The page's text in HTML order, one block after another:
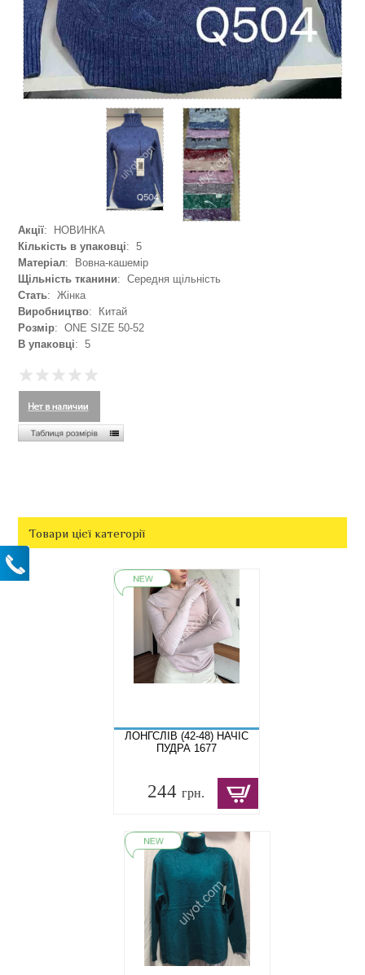
Акції: НОВИНКА
Кількість в упаковці: 5
Матеріал: Вовна-кашемір
Щільність тканини: Середня щільність
Стать: Жінка
Виробництво: Китай
Розмір: ONE SIZE 50-52
В упаковці: 5
Товари цієї категорії
ЛОНГСЛІВ (42-48) НАЧІС
ПУДРА 1677
244 грн.